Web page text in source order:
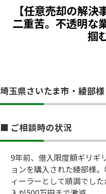
【任意売却の解
二重苦。不透明な
掴
埼玉県さいたま市・綾部
■ ご相談時の状況
9年前、借入限度額ギリギ
ョンを購入された綾部様
ィーラーとして順調でし